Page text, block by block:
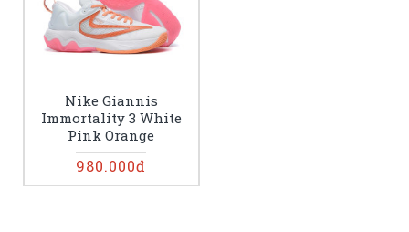
Nike Giannis
Immortality 3 White
Pink Orange
980.000đ